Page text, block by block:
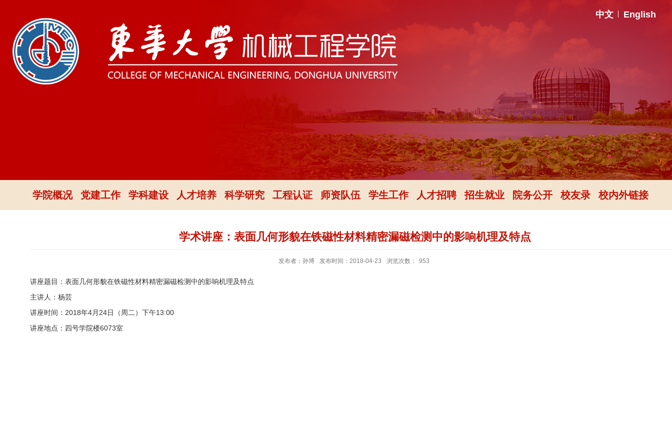
中文 English
学院概况 党建工作 学科建设 人才培养 科学研究 工程认证 师资队伍 学生工作 人才招聘 招生就业 院务公开 校友录 校内外链接
学术讲座：表面几何形貌在铁磁性材料精密漏磁检测中的影响机理及特点
发布者：孙博 发布时间：2018-04-23 浏览次数： 953
讲座题目：表面几何形貌在铁磁性材料精密漏磁检测中的影响机理及特点
主讲人：杨芸
讲座时间：2018年4月24日
（周二）下午13:00
讲座地点：四号学院楼6073室